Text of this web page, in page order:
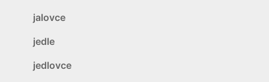
jalovce
jedle
jedlovce